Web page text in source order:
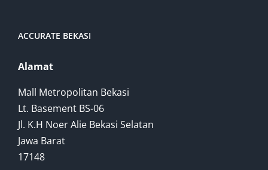
ACCURATE BEKASI
Alamat
Mall Metropolitan Bekasi
Lt. Basement BS-06
Jl. K.H Noer Alie Bekasi Selatan
Jawa Barat
17148